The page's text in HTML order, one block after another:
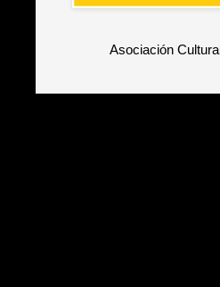
Asociación